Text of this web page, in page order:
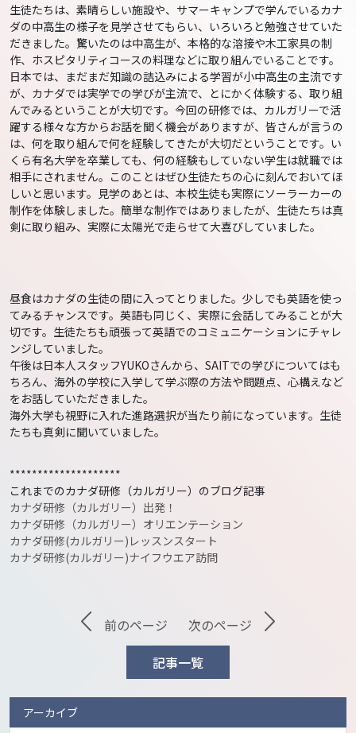
生徒たちは、素晴らしい施設や、サマーキャンプで学んでいるカナ
ダの中高生の様子を見学させてもらい、いろいろと勉強させていた
だきました。驚いたのは中高生が、本格的な溶接や木工家具の制
作、ホスピタリティコースの料理などに取り組んでいることです。
日本では、まだまだ知識の詰込みによる学習が小中高生の主流です
が、カナダでは実学での学びが主流で、とにかく体験する、取り組
んでみるということが大切です。今回の研修では、カルガリーで活
躍する様々な方からお話を聞く機会がありますが、皆さんが言うの
は、何を取り組んで何を経験してきたが大切だということです。い
くら有名大学を卒業しても、何の経験もしていない学生は就職では
相手にされません。このことはぜひ生徒たちの心に刻んでおいてほ
しいと思います。見学のあとは、本校生徒も実際にソーラーカーの
制作を体験しました。簡単な制作ではありましたが、生徒たちは真
剣に取り組み、実際に太陽光で走らせて大喜びしていました。
昼食はカナダの生徒の間に入ってとりました。少しでも英語を使っ
てみるチャンスです。英語も同じく、実際に会話してみることが大
切です。生徒たちも頑張って英語でのコミュニケーションにチャレ
ンジしていました。
午後は日本人スタッフYUKOさんから、SAITでの学びについてはも
ちろん、海外の学校に入学して学ぶ際の方法や問題点、心構えなど
をお話していただきました。
海外大学も視野に入れた進路選択が当たり前になっています。生徒
たちも真剣に聞いていました。
********************
これまでのカナダ研修（カルガリー）のブログ記事
カナダ研修（カルガリー）出発！
カナダ研修（カルガリー）オリエンテーション
カナダ研修(カルガリー)レッスンスタート
カナダ研修(カルガリー)ナイフウエア訪問
前のページ
記事一覧
次のページ
アーカイブ